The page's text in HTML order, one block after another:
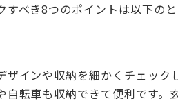
べき8つのポイントは以下のと
ザインや収納を細かくチェック
自転車も収納できて便利です。